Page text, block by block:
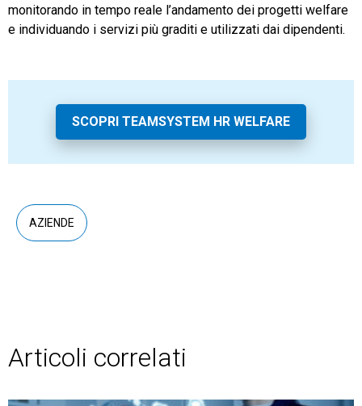
monitorando in tempo reale l’andamento dei progetti welfare
e individuando i servizi più graditi e utilizzati dai dipendenti.
SCOPRI TEAMSYSTEM HR WELFARE
AZIENDE
Articoli correlati